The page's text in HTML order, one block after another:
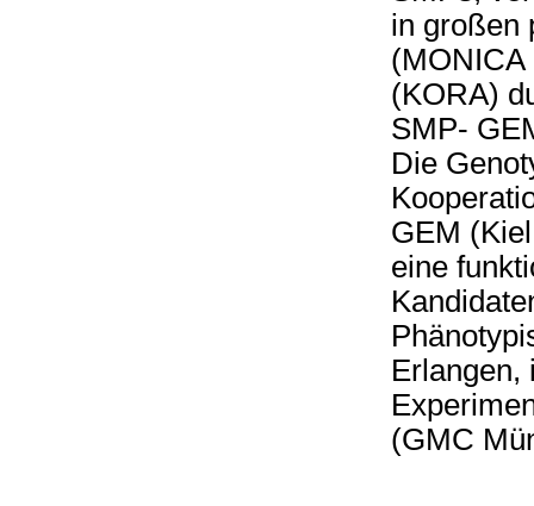
in großen
(MONICA
(KORA)
SMP-
Die
GEM
eine
Erlangen,
(GMC